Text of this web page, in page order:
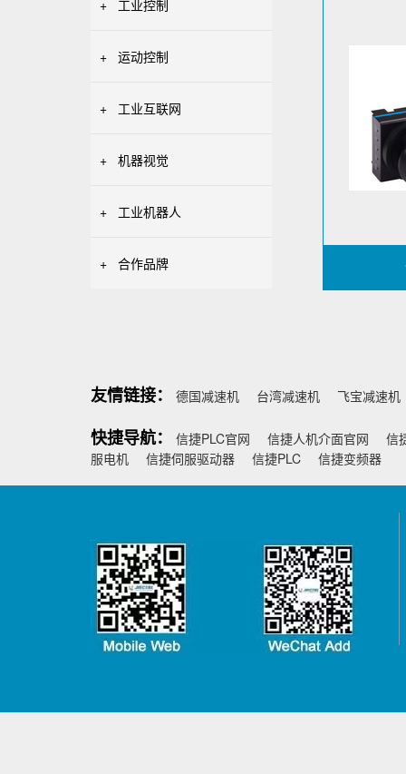
+ 工业控制
+ 运动控制
+ 工业互联网
+ 机器视觉
+ 工业机器人
+ 合作品牌
友情链接： 德国减速机 台湾减速机 飞宝减速机
快捷导航： 信捷PLC官网 信捷人机介面官网
信
服电机
信捷伺服驱动器 信捷PLC 信捷变频器